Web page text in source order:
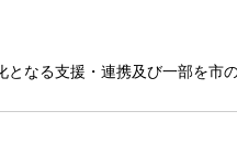
なる支援・連携及び一部を市